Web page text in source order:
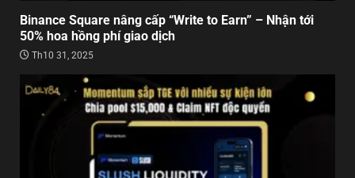
Binance Square nâng cấp “Write to Earn” – Nhận tới
50% hoa hồng phí giao dịch
Th10 31, 2025